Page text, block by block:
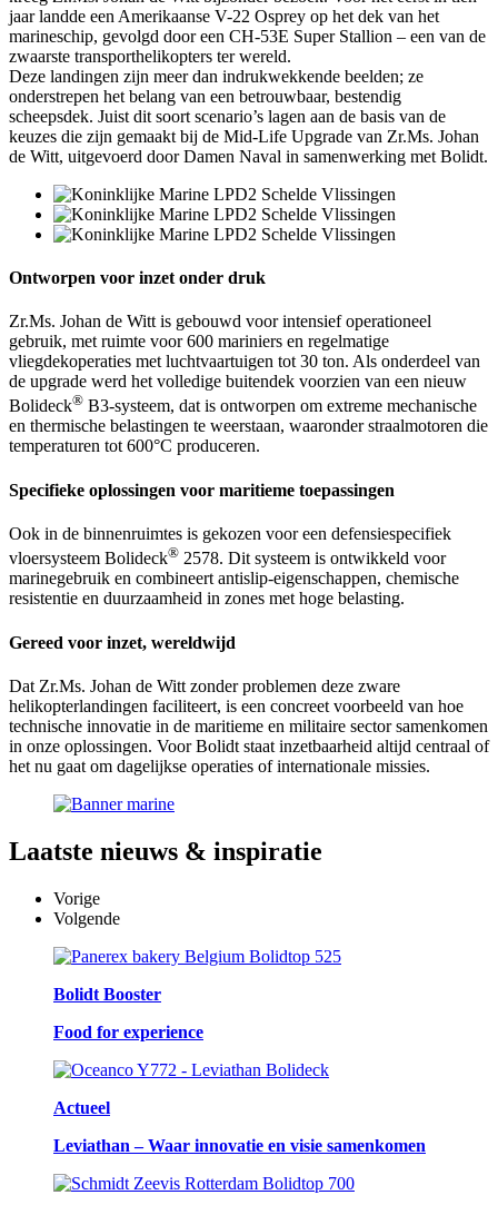
jaar landde een Amerikaanse V-22 Osprey op het dek van het
marineschip, gevolgd door een CH-53E Super Stallion – een van de
zwaarste transporthelikopters ter wereld.
Deze landingen zijn meer dan indrukwekkende beelden; ze
onderstrepen het belang van een betrouwbaar, bestendig
scheepsdek. Juist dit soort scenario’s lagen aan de basis van de
keuzes die zijn gemaakt bij de Mid-Life Upgrade van Zr.Ms. Johan
de Witt, uitgevoerd door Damen Naval in samenwerking met Bolidt.
Ontworpen voor inzet onder druk
Zr.Ms. Johan de Witt is gebouwd voor intensief operationeel
gebruik, met ruimte voor 600 mariniers en regelmatige
vliegdekoperaties met luchtvaartuigen tot 30 ton. Als onderdeel van
de upgrade werd het volledige buitendek voorzien van een nieuw
Bolideck® B3-systeem, dat is ontworpen om extreme mechanische
en thermische belastingen te weerstaan, waaronder straalmotoren die
temperaturen tot 600°C produceren.
Specifieke oplossingen voor maritieme toepassingen
Ook in de binnenruimtes is gekozen voor een defensiespecifiek
vloersysteem Bolideck® 2578. Dit systeem is ontwikkeld voor
marinegebruik en combineert antislip-eigenschappen, chemische
resistentie en duurzaamheid in zones met hoge belasting.
Gereed voor inzet, wereldwijd
Dat Zr.Ms. Johan de Witt zonder problemen deze zware
helikopterlandingen faciliteert, is een concreet voorbeeld van hoe
technische innovatie in de maritieme en militaire sector samenkomen
in onze oplossingen. Voor Bolidt staat inzetbaarheid altijd centraal of
het nu gaat om dagelijkse operaties of internationale missies.
Laatste nieuws & inspiratie
Vorige
Volgende
Bolidt Booster
Food for experience
Actueel
Leviathan – Waar innovatie en visie samenkomen